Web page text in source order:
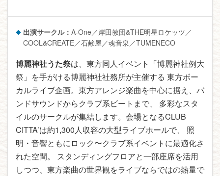
出演サークル：A-One／岸田教団&THE明星ロケッツ／
COOL&CREATE／石鹸屋／魂音泉／TUMENECO
博麗神社うた祭は、東方同人イベント「博麗神社例大
祭」を手がける博麗神社社務所が主催する 東方ボー
カルライブ企画。東方アレンジ楽曲を中心に据え、バ
ンドサウンドからクラブ系ビートまで、 多彩なスタ
イルのサークルが集結します。会場となるCLUB
CITTA’は約1,300人収容の大型ライブホールで、 照
明・音響ともにロック〜クラブ系イベントに最適化さ
れた空間。 スタンディングフロアと一部座席を活用
しつつ、東方楽曲の世界観をライブならではの熱量で